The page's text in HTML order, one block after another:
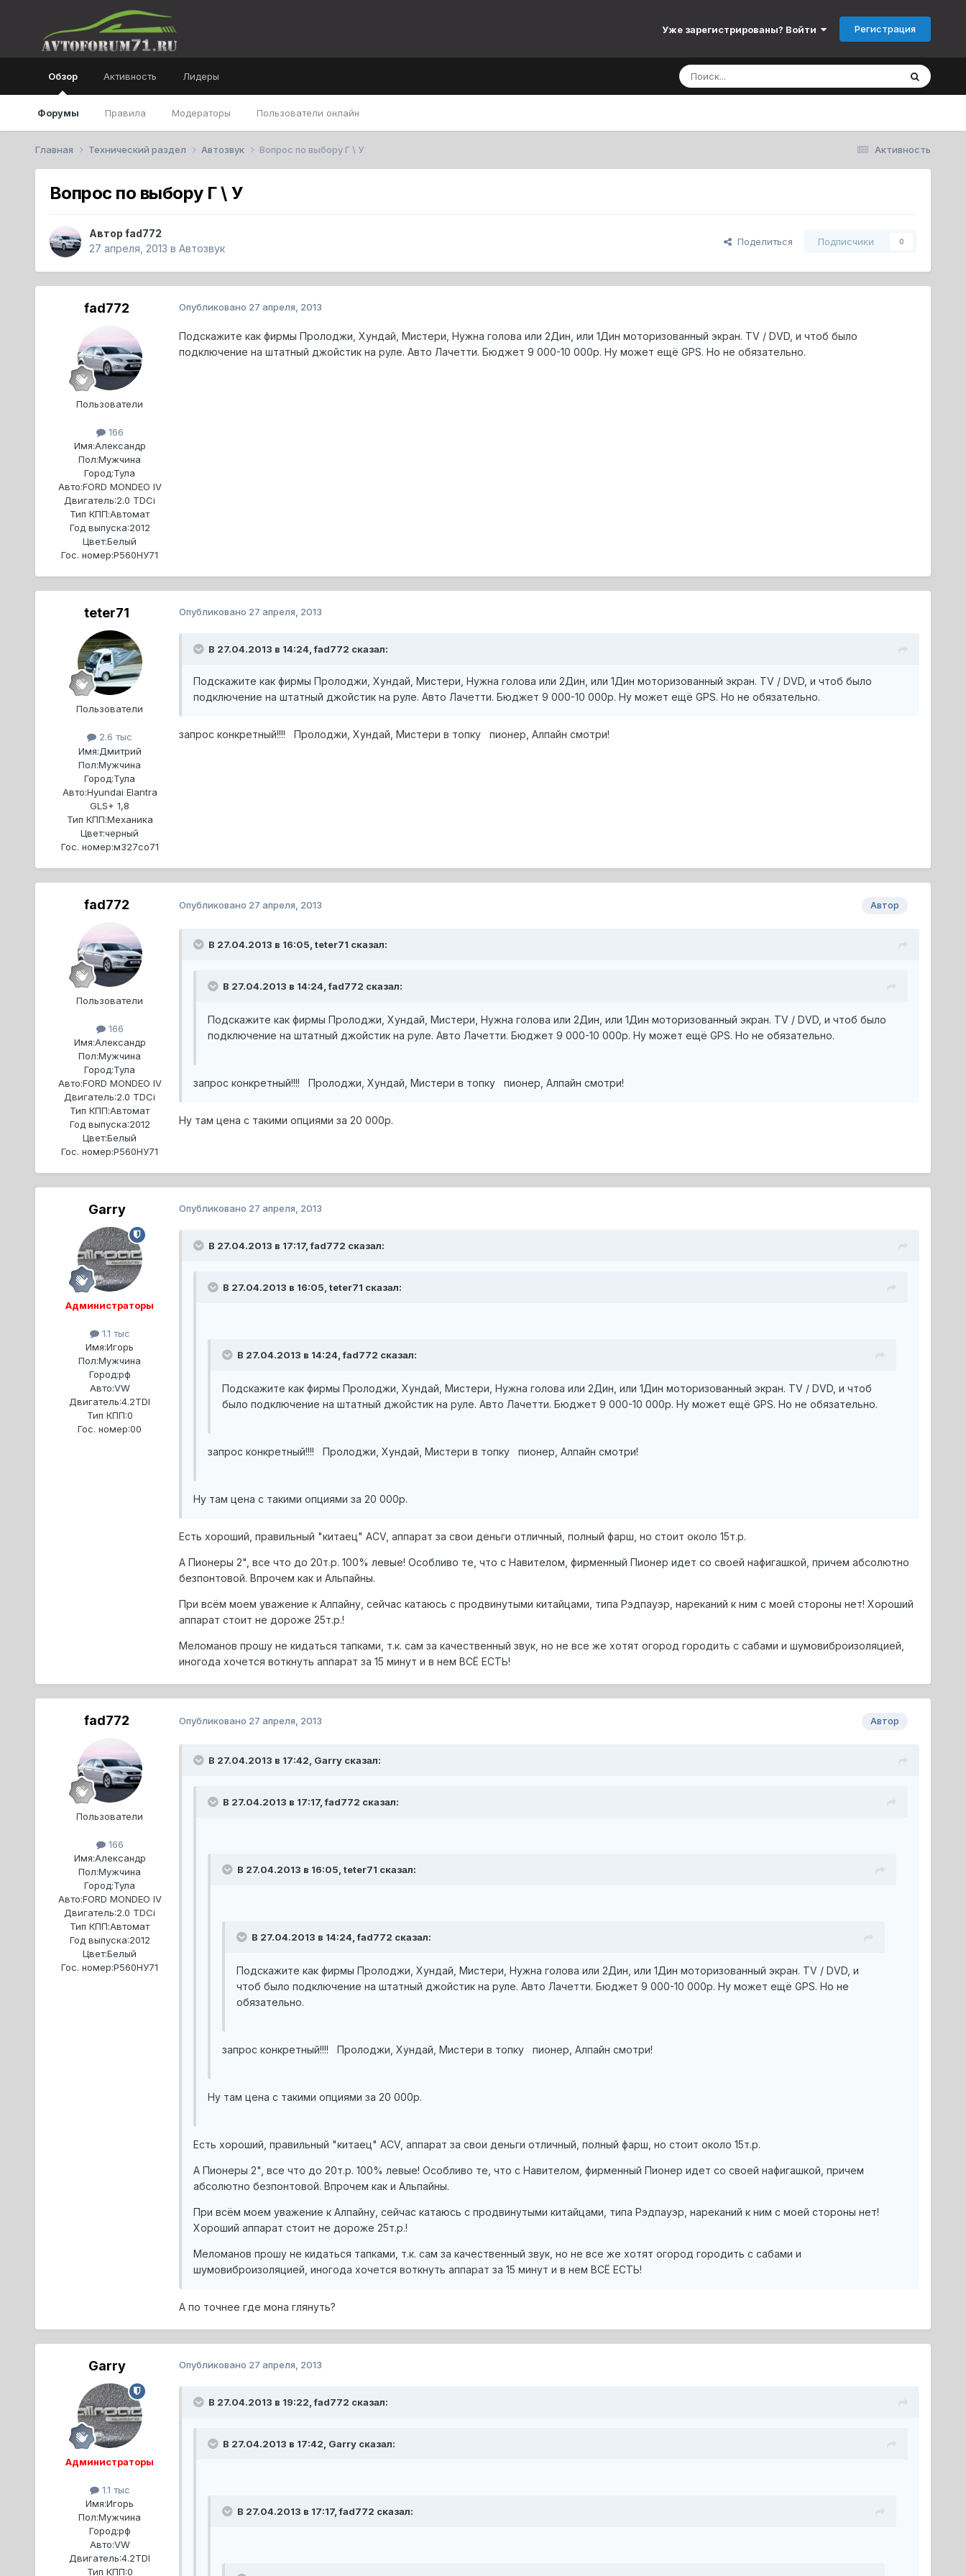
Уже зарегистрированы? Войти Регистрация
Обзор
Форумы Правила Модераторы Пользователи онлайн
Активность Лидеры
Активность
Главная Технический раздел Автозвук Вопрос по выбору Г \ У
Вопрос по выбору Г \ У
Автор fad772
27 апреля, 2013 в Автозвук
Поделиться Подписчики 0
fad772
Пользователи
166
Имя:Александр
Пол:Мужчина
Город:Тула
Авто:FORD MONDEO IV
Двигатель:2.0 TDCi
Тип КПП:Автомат
Год выпуска:2012
Цвет:Белый
Гос. номер:Р560НУ71
Опубликовано 27 апреля, 2013
Подскажите как фирмы Пролоджи, Хундай, Мистери, Нужна голова или 2Дин, или 1Дин моторизованный экран. TV / DVD, и чтоб было
подключение на штатный джойстик на руле. Авто Лачетти. Бюджет 9 000-10 000р. Ну может ещё GPS. Но не обязательно.
teter71
Пользователи
2.6 тыс
Имя:Дмитрий
Пол:Мужчина
Город:Тула
Авто:Hyundai Elantra
GLS+ 1,8
Тип КПП:Механика
Цвет:черный
Гос. номер:м327со71
Опубликовано 27 апреля, 2013
В 27.04.2013 в 14:24, fad772 сказал:
Подскажите как фирмы Пролоджи, Хундай, Мистери, Нужна голова или 2Дин, или 1Дин моторизованный экран. TV / DVD, и чтоб было
подключение на штатный джойстик на руле. Авто Лачетти. Бюджет 9 000-10 000р. Ну может ещё GPS. Но не обязательно.
запрос конкретный!!!! Пролоджи, Хундай, Мистери в топку пионер, Алпайн смотри!
fad772
Пользователи
166
Имя:Александр
Пол:Мужчина
Город:Тула
Авто:FORD MONDEO IV
Двигатель:2.0 TDCi
Тип КПП:Автомат
Год выпуска:2012
Цвет:Белый
Гос. номер:Р560НУ71
Автор
Опубликовано 27 апреля, 2013
В 27.04.2013 в 16:05, teter71 сказал:
В 27.04.2013 в 14:24, fad772 сказал:
Подскажите как фирмы Пролоджи, Хундай, Мистери, Нужна голова или 2Дин, или 1Дин моторизованный экран. TV / DVD, и чтоб было
подключение на штатный джойстик на руле. Авто Лачетти. Бюджет 9 000-10 000р. Ну может ещё GPS. Но не обязательно.
запрос конкретный!!!! Пролоджи, Хундай, Мистери в топку пионер, Алпайн смотри!
Ну там цена с такими опциями за 20 000р.
Garry
Администраторы
1.1 тыс
Имя:Игорь
Пол:Мужчина
Город:рф
Авто:VW
Двигатель:4.2TDI
Тип КПП:0
Гос. номер:00
Опубликовано 27 апреля, 2013
В 27.04.2013 в 17:17, fad772 сказал:
В 27.04.2013 в 16:05, teter71 сказал:
В 27.04.2013 в 14:24, fad772 сказал:
Подскажите как фирмы Пролоджи, Хундай, Мистери, Нужна голова или 2Дин, или 1Дин моторизованный экран. TV / DVD, и чтоб
было подключение на штатный джойстик на руле. Авто Лачетти. Бюджет 9 000-10 000р. Ну может ещё GPS. Но не обязательно.
запрос конкретный!!!! Пролоджи, Хундай, Мистери в топку пионер, Алпайн смотри!
Ну там цена с такими опциями за 20 000р.
Есть хороший, правильный "китаец" ACV, аппарат за свои деньги отличный, полный фарш, но стоит около 15т.р.
А Пионеры 2", все что до 20т.р. 100% левые! Особливо те, что с Навителом, фирменный Пионер идет со своей нафигашкой, причем абсолютно
безпонтовой. Впрочем как и Альпайны.
При всём моем уважение к Алпайну, сейчас катаюсь с продвинутыми китайцами, типа Рэдпауэр, нареканий к ним с моей стороны нет! Хороший
аппарат стоит не дороже 25т.р.!
Меломанов прошу не кидаться тапками, т.к. сам за качественный звук, но не все же хотят огород городить с сабами и шумовиброизоляцией,
иногода хочется воткнуть аппарат за 15 минут и в нем ВСЁ ЕСТЬ!
fad772
Пользователи
166
Имя:Александр
Пол:Мужчина
Город:Тула
Авто:FORD MONDEO IV
Двигатель:2.0 TDCi
Тип КПП:Автомат
Год выпуска:2012
Цвет:Белый
Гос. номер:Р560НУ71
Автор
Опубликовано 27 апреля, 2013
В 27.04.2013 в 17:42, Garry сказал:
В 27.04.2013 в 17:17, fad772 сказал:
В 27.04.2013 в 16:05, teter71 сказал:
В 27.04.2013 в 14:24, fad772 сказал:
Подскажите как фирмы Пролоджи, Хундай, Мистери, Нужна голова или 2Дин, или 1Дин моторизованный экран. TV / DVD, и
чтоб было подключение на штатный джойстик на руле. Авто Лачетти. Бюджет 9 000-10 000р. Ну может ещё GPS. Но не
обязательно.
запрос конкретный!!!! Пролоджи, Хундай, Мистери в топку пионер, Алпайн смотри!
Ну там цена с такими опциями за 20 000р.
Есть хороший, правильный "китаец" ACV, аппарат за свои деньги отличный, полный фарш, но стоит около 15т.р.
А Пионеры 2", все что до 20т.р. 100% левые! Особливо те, что с Навителом, фирменный Пионер идет со своей нафигашкой, причем
абсолютно безпонтовой. Впрочем как и Альпайны.
При всём моем уважение к Алпайну, сейчас катаюсь с продвинутыми китайцами, типа Рэдпауэр, нареканий к ним с моей стороны нет!
Хороший аппарат стоит не дороже 25т.р.!
Меломанов прошу не кидаться тапками, т.к. сам за качественный звук, но не все же хотят огород городить с сабами и
шумовиброизоляцией, иногода хочется воткнуть аппарат за 15 минут и в нем ВСЁ ЕСТЬ!
А по точнее где мона глянуть?
Garry
Администраторы
1.1 тыс
Имя:Игорь
Пол:Мужчина
Город:рф
Авто:VW
Двигатель:4.2TDI
Тип КПП:0
Опубликовано 27 апреля, 2013
В 27.04.2013 в 19:22, fad772 сказал:
В 27.04.2013 в 17:42, Garry сказал:
В 27.04.2013 в 17:17, fad772 сказал: